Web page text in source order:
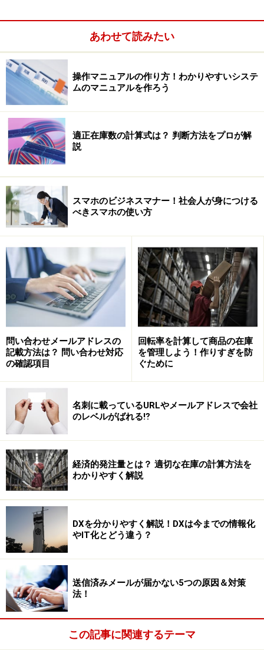
たが、これは前回、発注量のコントロールが重要と教え
ていただいてから見直しています。製品Ｃの資材だけで
はなく全製品の資材とも月に1回程度発注しています。
たまに足りない時があり、その場合は資材メーカに無理
を言って持ってきてもらっています。」
アドバイザー：「月1回ですと、資材在庫がどうしても
膨れがちですね。」
社長：「どうしたらよいのでしょうか？」
資材在庫を減らすには？
アドバイザー：「資材在庫を減らすにはどうしたらよい
と思いますか？」
社長：「発注回数を増やす。ですか？」
アドバイザー：「そうです。例えば2回発注するところ
を4回発注すれば、在庫量は計算上2分の1ですみま
す。」
発注回数を増やすと在庫量は減る
アドバイザー：「極端な話、毎日資材を納入してもらえ
あわせて読みたい
操作マニュアルの作り方！わかりやすいシステ
ムのマニュアルを作ろう
適正在庫数の計算式は？ 判断方法をプロが解
説
スマホのビジネスマナー！社会人が身につける
べきスマホの使い方
問い合わせメールアドレスの
記載方法は？ 問い合わせ対応
の確認項目
回転率を計算して商品の在庫
を管理しよう！作りすぎを防
ぐために
名刺に載っているURLやメールアドレスで会社
のレベルがばれる⁉
経済的発注量とは？ 適切な在庫の計算方法を
わかりやすく解説
DXを分かりやすく解説！DXは今までの情報化
やIT化とどう違う？
送信済みメールが届かない5つの原因＆対策
法！
この記事に関連するテーマ